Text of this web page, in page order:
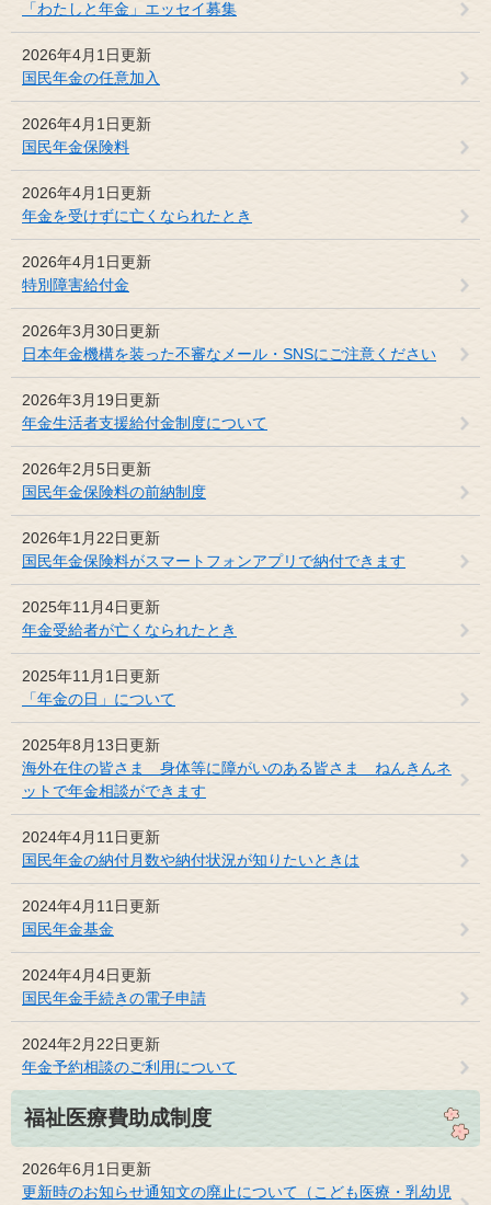
「わたしと年金」エッセイ募集
2026年4月1日更新
国民年金の任意加入
2026年4月1日更新
国民年金保険料
2026年4月1日更新
年金を受けずに亡くなられたとき
2026年4月1日更新
特別障害給付金
2026年3月30日更新
日本年金機構を装った不審なメール・SNSにご注意ください
2026年3月19日更新
年金生活者支援給付金制度について
2026年2月5日更新
国民年金保険料の前納制度
2026年1月22日更新
国民年金保険料がスマートフォンアプリで納付できます
2025年11月4日更新
年金受給者が亡くなられたとき
2025年11月1日更新
「年金の日」について
2025年8月13日更新
海外在住の皆さま 身体等に障がいのある皆さま ねんきんネ
ットで年金相談ができます
2024年4月11日更新
国民年金の納付月数や納付状況が知りたいときは
2024年4月11日更新
国民年金基金
2024年4月4日更新
国民年金手続きの電子申請
2024年2月22日更新
年金予約相談のご利用について
福祉医療費助成制度
2026年6月1日更新
更新時のお知らせ通知文の廃止について（こども医療・乳幼児